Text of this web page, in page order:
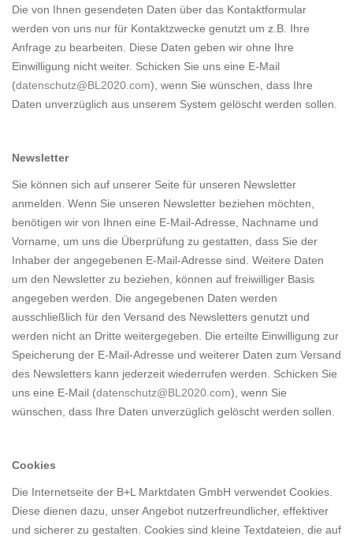
Die von Ihnen gesendeten Daten über das Kontaktformular
werden von uns nur für Kontaktzwecke genutzt um z.B. Ihre
Anfrage zu bearbeiten. Diese Daten geben wir ohne Ihre
Einwilligung nicht weiter. Schicken Sie uns eine E-Mail
(datenschutz@BL2020.com), wenn Sie wünschen, dass Ihre
Daten unverzüglich aus unserem System gelöscht werden sollen.
Newsletter
Sie können sich auf unserer Seite für unseren Newsletter
anmelden. Wenn Sie unseren Newsletter beziehen möchten,
benötigen wir von Ihnen eine E-Mail-Adresse, Nachname und
Vorname, um uns die Überprüfung zu gestatten, dass Sie der
Inhaber der angegebenen E-Mail-Adresse sind. Weitere Daten
um den Newsletter zu beziehen, können auf freiwilliger Basis
angegeben werden. Die angegebenen Daten werden
ausschließlich für den Versand des Newsletters genutzt und
werden nicht an Dritte weitergegeben. Die erteilte Einwilligung zur
Speicherung der E-Mail-Adresse und weiterer Daten zum Versand
des Newsletters kann jederzeit wiederrufen werden. Schicken Sie
uns eine E-Mail (datenschutz@BL2020.com), wenn Sie
wünschen, dass Ihre Daten unverzüglich gelöscht werden sollen.
Cookies
Die Internetseite der B+L Marktdaten GmbH verwendet Cookies.
Diese dienen dazu, unser Angebot nutzerfreundlicher, effektiver
und sicherer zu gestalten. Cookies sind kleine Textdateien, die auf